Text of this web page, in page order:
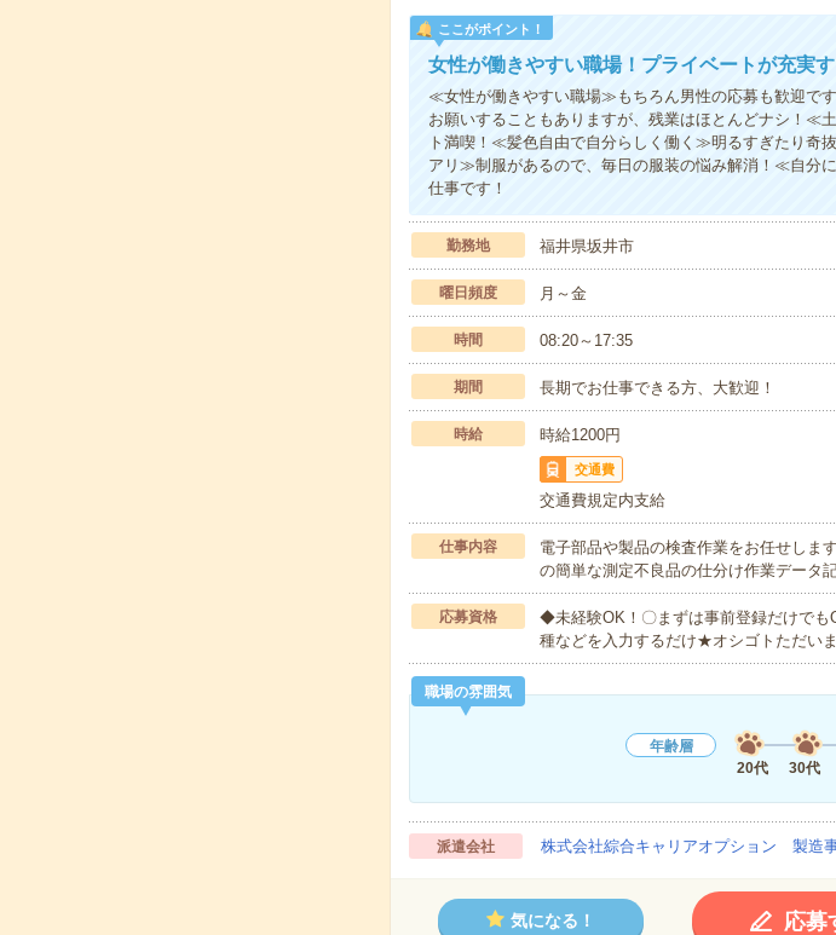
ここがポイント！
女性が働きやすい職場！プライベートが充実す
≪女性が働きやすい職場≫もちろん男性の応募も歓迎で
お願いすることもありますが、残業はほとんどナシ！≪
ト満喫！≪髪色自由で自分らしく働く≫明るすぎたり奇
アリ≫制服があるので、毎日の服装の悩み解消！≪自分
仕事です！
勤務地 福井県坂井市
曜日頻度 月～金
時間 08:20～17:35
期間 長期でお仕事できる方、大歓迎！
時給 時給1200円
交通費
交通費規定内支給
仕事内容
電子部品や製品の検査作業をお任せしま
の簡単な測定不良品の仕分け作業データ
応募資格
◆未経験OK！〇まずは事前登録だけで
種などを入力するだけ★オシゴトただい
職場の雰囲気
年齢層
20代
30代
派遣会社 株式会社綜合キャリアオプション 製造事
気になる！ 応募